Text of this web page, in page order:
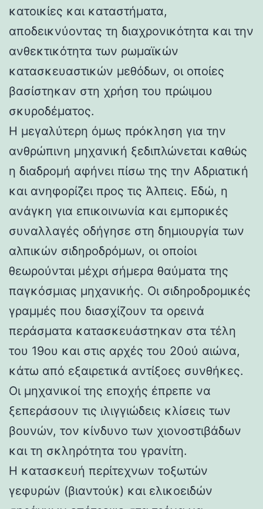
κατοικίες και καταστήματα,
αποδεικνύοντας τη διαχρονικότητα και την
ανθεκτικότητα των ρωμαϊκών
κατασκευαστικών μεθόδων, οι οποίες
βασίστηκαν στη χρήση του πρώιμου
σκυροδέματος.
Η μεγαλύτερη όμως πρόκληση για την
ανθρώπινη μηχανική ξεδιπλώνεται καθώς
η διαδρομή αφήνει πίσω της την Αδριατική
και ανηφορίζει προς τις Άλπεις. Εδώ, η
ανάγκη για επικοινωνία και εμπορικές
συναλλαγές οδήγησε στη δημιουργία των
αλπικών σιδηροδρόμων, οι οποίοι
θεωρούνται μέχρι σήμερα θαύματα της
παγκόσμιας μηχανικής. Οι σιδηροδρομικές
γραμμές που διασχίζουν τα ορεινά
περάσματα κατασκευάστηκαν στα τέλη
του 19ου και στις αρχές του 20ού αιώνα,
κάτω από εξαιρετικά αντίξοες συνθήκες.
Οι μηχανικοί της εποχής έπρεπε να
ξεπεράσουν τις ιλιγγιώδεις κλίσεις των
βουνών, τον κίνδυνο των χιονοστιβάδων
και τη σκληρότητα του γρανίτη.
Η κατασκευή περίτεχνων τοξωτών
γεφυρών (βιαντούκ) και ελικοειδών